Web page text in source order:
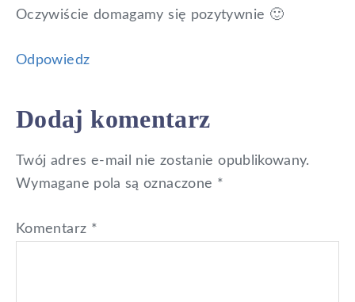
Oczywiście domagamy się pozytywnie 🙂
Odpowiedz
Dodaj komentarz
Twój adres e-mail nie zostanie opublikowany.
Wymagane pola są oznaczone *
Komentarz *